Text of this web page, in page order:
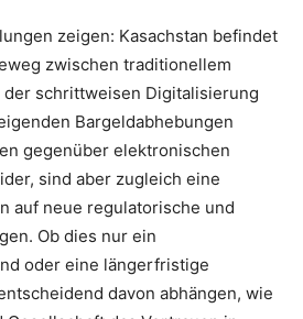
zeigen: Kasachstan befindet
zwischen traditionellem
schrittweisen Digitalisierung
Bargeldabhebungen
gegenüber elektronischen
sind aber zugleich eine
auf neue regulatorische und
Ob dies nur ein
oder eine längerfristige
davon abhängen, wie